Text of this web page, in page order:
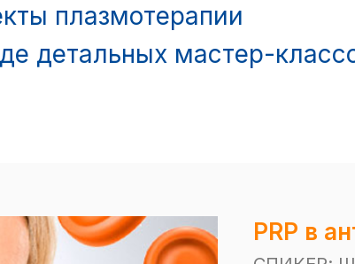
плазмотерапии
детальных мастер-
PRP в